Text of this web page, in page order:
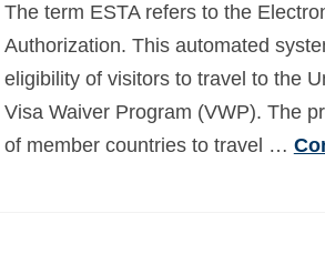
The term ESTA refers to the
Authorization. This automated
eligibility of visitors to travel to the
Visa Waiver Program (VWP). The
of member countries to travel …